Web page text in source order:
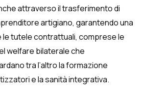
attraverso il trasferimento di
artigiano, garantendo una
tutele contrattuali, comprese le
welfare bilaterale che
tra l’altro la formazione
e la sanità integrativa.